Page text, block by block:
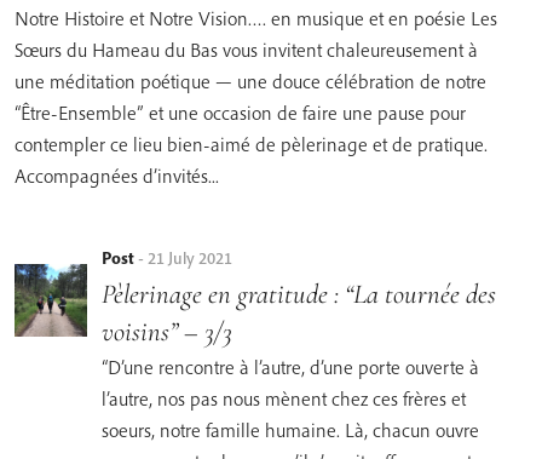
Notre Histoire et Notre Vision…. en musique et en poésie Les
Sœurs du Hameau du Bas vous invitent chaleureusement à
une méditation poétique — une douce célébration de notre
“Être-Ensemble” et une occasion de faire une pause pour
contempler ce lieu bien-aimé de pèlerinage et de pratique.
Accompagnées d’invités...
Post- 21 July 2021
Pèlerinage en gratitude : “La tournée des
voisins” – 3/3
“D’une rencontre à l’autre, d’une porte ouverte à
l’autre, nos pas nous mènent chez ces frères et
soeurs, notre famille humaine. Là, chacun ouvre